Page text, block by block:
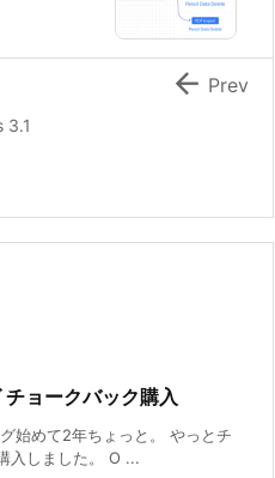
3.1
 Prev
ョークバック購入
始めて2年ちょっと。 やっとチ
入しました。 O ...